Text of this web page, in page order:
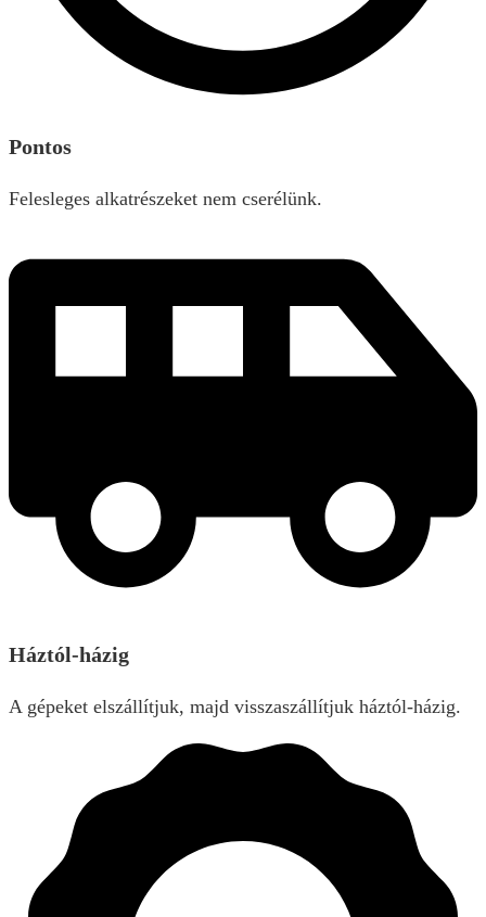
Pontos
Felesleges alkatrészeket nem cserélünk.
Háztól-házig
A gépeket elszállítjuk, majd visszaszállítjuk háztól-házig.